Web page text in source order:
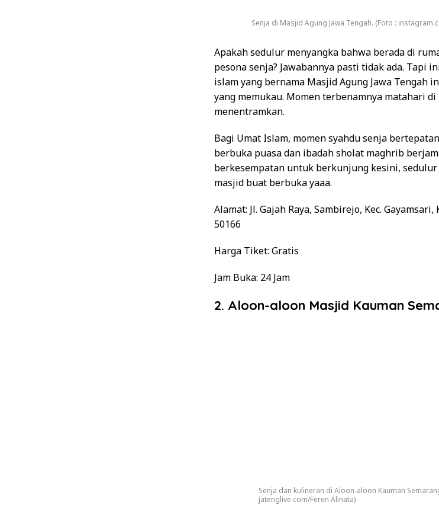
Senja di Masjid Agung Jawa Tengah. (Foto :
Apakah sedulur menyangka bahwa berada di
pesona senja? Jawabannya pasti tidak ada. Tapi
islam yang bernama Masjid Agung Jawa Tengah
yang memukau. Momen terbenamnya matahari
menentramkan.
Bagi Umat Islam, momen syahdu senja
berbuka puasa dan ibadah sholat maghrib
berkesempatan untuk berkunjung kesini,
masjid buat berbuka yaaa.
Alamat: Jl. Gajah Raya, Sambirejo, Kec.
50166
Harga Tiket: Gratis
Jam Buka: 24 Jam
2. Aloon-aloon Masjid Kauman
Senja dan kulineran di Aloon-aloon Kauman
jatenglive.com/Feren Alinata)